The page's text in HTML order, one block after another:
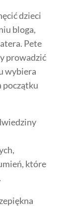
dzieci
bloga,
Pete
prowadzić
wybiera
początku
które